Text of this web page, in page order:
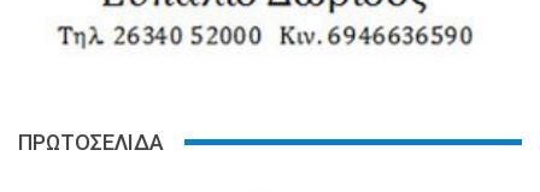
ΠΡΩΤΟΣΕΛΙΔΑ